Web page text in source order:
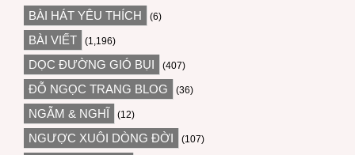
BÀI HÁT YÊU THÍCH (6)
BÀI VIẾT (1,196)
DỌC ĐƯỜNG GIÓ BỤI (407)
ĐỖ NGỌC TRANG BLOG (36)
NGẪM & NGHĨ (12)
NGƯỢC XUÔI DÒNG ĐỜI (107)